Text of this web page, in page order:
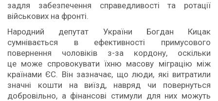
задля забезпечення справедливості та ротації
військових на фронті.
Народний депутат України Богдан Кицак
сумнівається в ефективності примусового
повернення чоловіків з-за кордону, оскільки
це може спровокувати їхню масову міграцію між
країнами ЄС. Він зазначає, що люди, які витратили
значні кошти на виїзд, навряд чи повернуться
добровільно, а фінансові стимули для них можуть